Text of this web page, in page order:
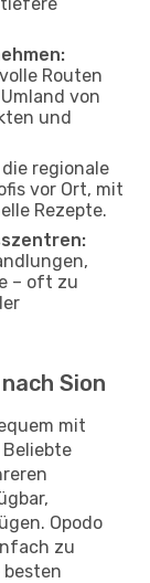
Routen
von
und
regionale
vor Ort, mit
Rezepte.
– oft zu
Sion
mit
Opodo
zu
besten